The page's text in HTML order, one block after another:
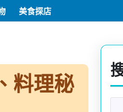
美食探店
料理秘